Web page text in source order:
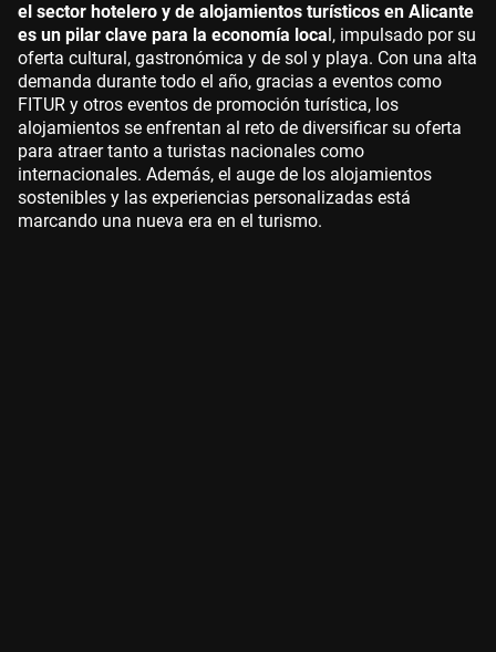
el sector hotelero y de alojamientos turísticos en Alicante
es un pilar clave para la economía local, impulsado por su
oferta cultural, gastronómica y de sol y playa. Con una alta
demanda durante todo el año, gracias a eventos como
FITUR y otros eventos de promoción turística, los
alojamientos se enfrentan al reto de diversificar su oferta
para atraer tanto a turistas nacionales como
internacionales. Además, el auge de los alojamientos
sostenibles y las experiencias personalizadas está
marcando una nueva era en el turismo.